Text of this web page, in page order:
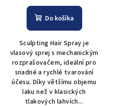
Do košíka
Sculpting Hair Spray je
vlasový sprej s mechanickým
rozprašovačem, ideální pro
snadné a rychlé tvarování
účesu. Díky většímu objemu
laku než v klasických
tlakových lahvích...